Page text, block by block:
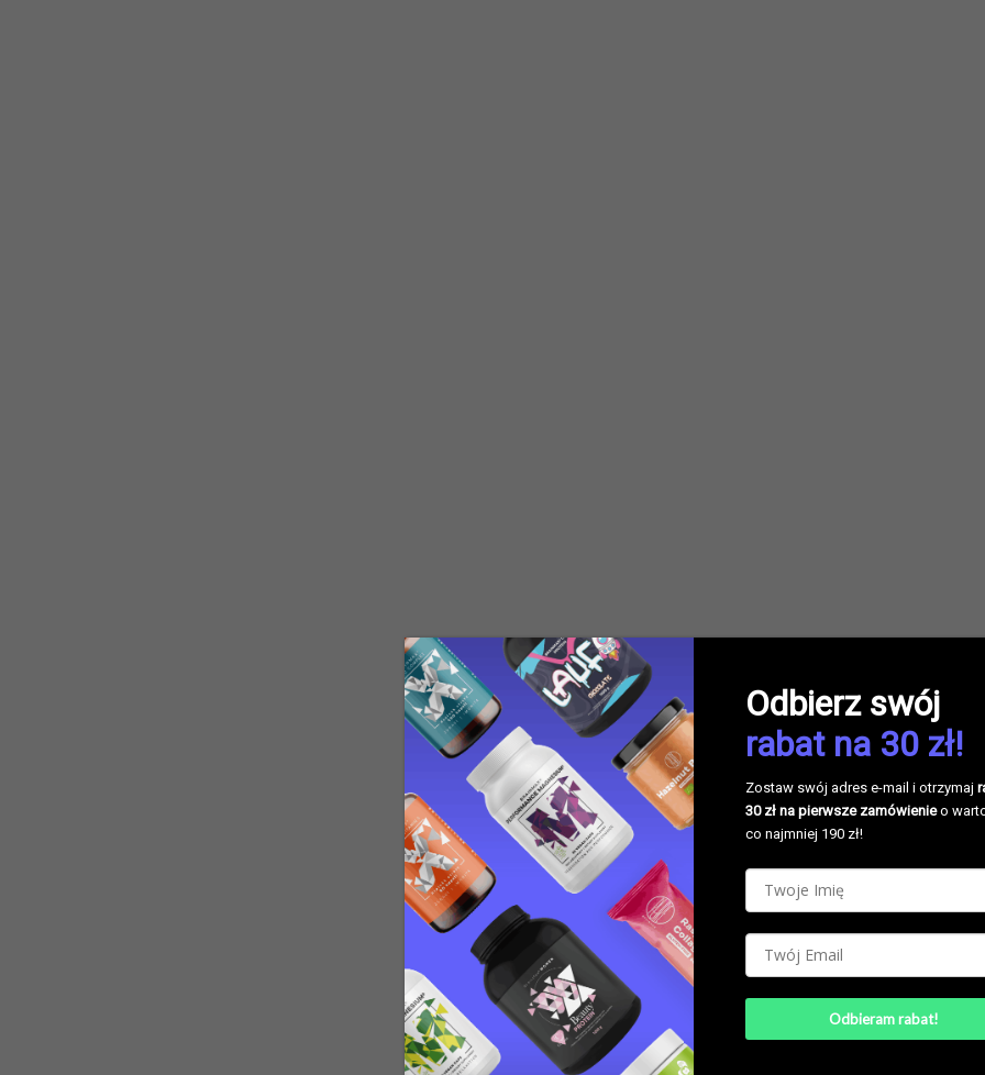
Odbierz swój
rabat na 30 zł!
Zostaw swój adres e-mail i otrzymaj
30 zł na pierwsze zamówienieo
co najmniej 190 zł!
Odbieram rabat!